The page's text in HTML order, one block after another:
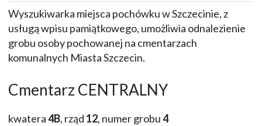
Wyszukiwarka miejsca pochówku w Szczecinie, z
usługą wpisu pamiątkowego, umożliwia odnalezienie
grobu osoby pochowanej na cmentarzach
komunalnych Miasta Szczecin.
Cmentarz CENTRALNY
kwatera4B, rząd 12, numer grobu4